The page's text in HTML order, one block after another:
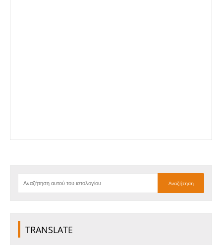
TRANSLATE